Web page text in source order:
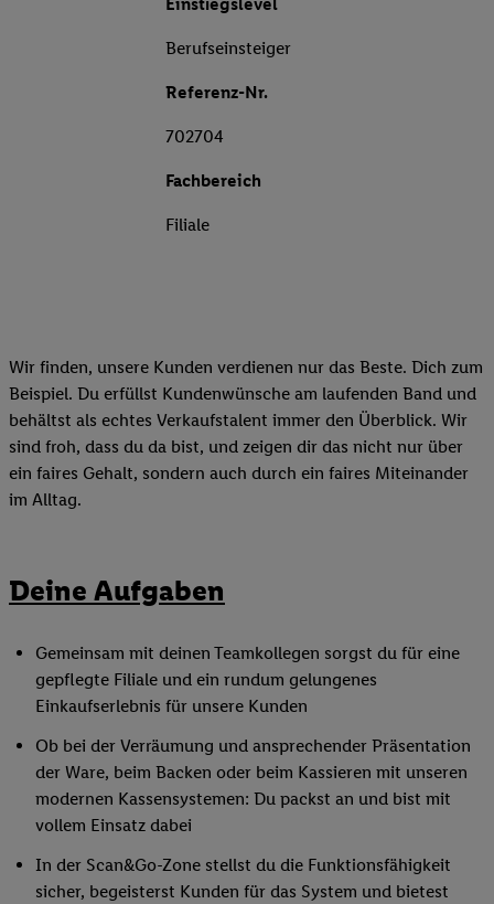
Berufseinsteiger
Referenz-Nr.
702704
Fachbereich
Filiale
Wir finden, unsere Kunden verdienen nur das Beste. Dich zum
Beispiel. Du erfüllst Kundenwünsche am laufenden Band und
behältst als echtes Verkaufstalent immer den Überblick. Wir
sind froh, dass du da bist, und zeigen dir das nicht nur über
ein faires Gehalt, sondern auch durch ein faires Miteinander
im Alltag.
Deine Aufgaben
Gemeinsam mit deinen Teamkollegen sorgst du für eine
gepflegte Filiale und ein rundum gelungenes
Einkaufserlebnis für unsere Kunden
Ob bei der Verräumung und ansprechender Präsentation
der Ware, beim Backen oder beim Kassieren mit unseren
modernen Kassensystemen: Du packst an und bist mit
vollem Einsatz dabei
In der Scan&Go-Zone stellst du die Funktionsfähigkeit
sicher, begeisterst Kunden für das System und bietest